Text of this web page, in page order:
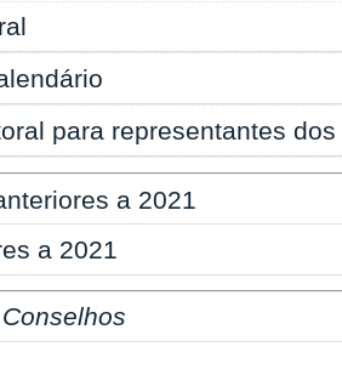
para representantes
a 2021
a 2021